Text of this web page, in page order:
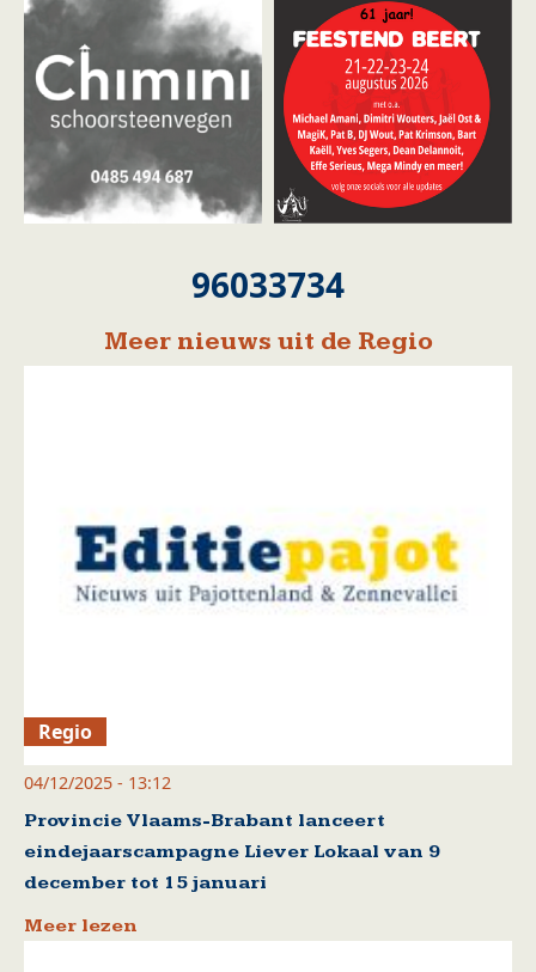
96033734
Meer nieuws uit de Regio
Regio
04/12/2025 - 13:12
Provincie Vlaams-Brabant lanceert
eindejaarscampagne Liever Lokaal van 9
december tot 15 januari
Meer lezen